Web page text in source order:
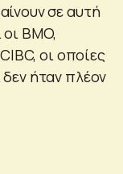
σε αυτή
BMO,
οι οποίες
ήταν πλέον